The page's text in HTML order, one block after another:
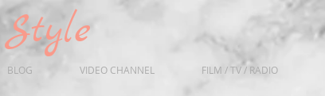
Style
BLOG VIDEO CHANNEL FILM / TV / RADIO